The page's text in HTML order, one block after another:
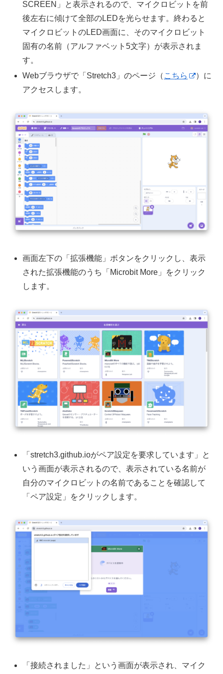
SCREEN」と表示されるので、マイクロビットを前
後左右に傾けて全部のLEDを光らせます。終わると
マイクロビットのLED画面に、そのマイクロビット
固有の名前（アルファベット5文字）が表示されま
す。
Webブラウザで「Stretch3」のページ（ こちら
）に
アクセスします。
画面左下の「拡張機能」ボタンをクリックし、表示
された拡張機能のうち「Microbit More」をクリック
します。
「stretch3.github.ioがペア設定を要求しています」と
いう画面が表示されるので、表示されている名前が
自分のマイクロビットの名前であることを確認して
「ペア設定」をクリックします。
「接続されました」という画面が表示され、マイク